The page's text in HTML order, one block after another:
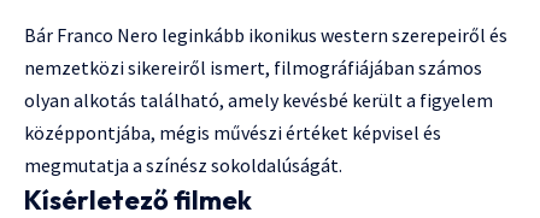
Bár Franco Nero leginkább ikonikus western szerepeiről és
nemzetközi sikereiről ismert, filmográfiájában számos
olyan alkotás található, amely kevésbé került a figyelem
középpontjába, mégis művészi értéket képvisel és
megmutatja a színész sokoldalúságát.
Kísérletező filmek